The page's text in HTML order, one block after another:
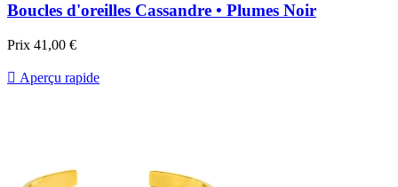
Boucles d'oreilles Cassandre • Plumes Noir
Prix 41,00 €
 Aperçu rapide